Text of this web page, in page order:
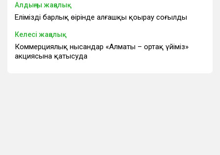
Алдыңғы жаңалық
Еліміздің барлық өңірінде алғашқы қоңырау соғылды
Келесі жаңалық
Коммерциялық нысандар «Алматы – ортақ үйіміз»
акциясына қатысуда